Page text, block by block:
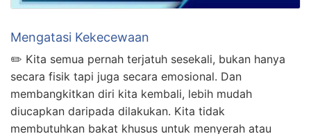
Mengatasi Kekecewaan
✏️ Kita semua pernah terjatuh sesekali, bukan hanya
secara fisik tapi juga secara emosional. Dan
membangkitkan diri kita kembali, lebih mudah
diucapkan daripada dilakukan. Kita tidak
membutuhkan bakat khusus untuk menyerah atau